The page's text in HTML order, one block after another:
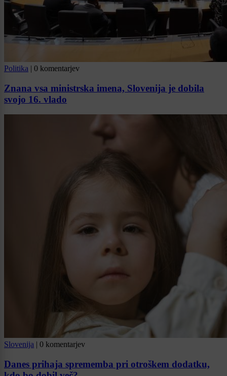
Politika | 0 komentarjev
Znana vsa ministrska imena, Slovenija je dobila
svojo 16. vlado
Slovenija | 0 komentarjev
Danes prihaja sprememba pri otroškem dodatku,